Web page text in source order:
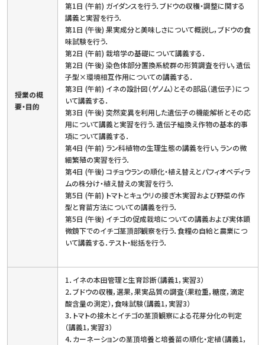
授業の概
要・目的
第1日 (午前) ガイダンスを行う．ブドウの収穫・調整に関する
講義と実習を行う．
第1日 (午後) 果実成分と美味しさについて概説し，ブドウの食
味試験を行う．
第2日 (午前) 栽培学の基礎について講義する．
第2日 (午後) 染色体部分置換系統群の形質調査を行い，遺伝
子型×環境相互作用についての講義する．
第3日 (午前) イネの設計図（ゲノム）とその部品（遺伝子）につ
いて講義する．
第3日 (午後) 突然変異を利用した遺伝子の機能解析とその応
用について講義と実習を行う．遺伝子組換え作物の基本的事
項について講義する．
第4日 (午前) ラン科植物の生理生態の講義を行い，ランの微
細繁殖の実習を行う．
第4日 (午後) コチョウランの順化・植え替えとパフィオペディラ
ムの株分け・植え替えの実習を行う．
第5日 (午前) トマトとキュウリの接ぎ木実習および野菜の作
型と育苗方法についての講義を行う．
第5日 (午後) イチゴの促成栽培についての講義および実体顕
微鏡下でのイチゴ茎頂部観察を行う．食糧の自給と農業につ
いて講義する．テスト・総括を行う．
1．イネの本田管理と生育診断（講義1，実習3）
2．ブドウの収穫，選果，果実品質の調査（果粒重，糖度，滴定
酸含量の測定），食味試験（講義1，実習3）
3．トマトの接木とイチゴの茎頂観察による花芽分化の判定
（講義1，実習3）
4．カーネーションの茎頂培養と培養苗の順化・定植（講義1，